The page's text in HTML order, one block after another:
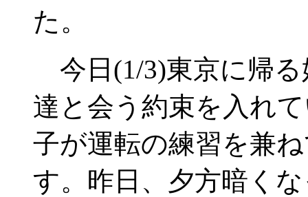
た。
今日(1/3)東京に帰
達と会う約束を入れ
子が運転の練習を兼
す。昨日、夕方暗く